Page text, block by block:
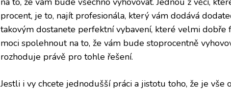
procent, je to, najít profesionála, který vám dodává
takovým dostanete perfektní vybavení, které velmi dobře
moci spolehnout na to, že vám bude stoprocentně
rozhoduje právě pro tohle řešení.
Jestli i vy chcete jednodušší práci a jistotu toho, že je vše